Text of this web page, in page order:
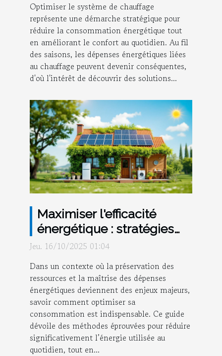
Optimiser le système de chauffage
représente une démarche stratégique pour
réduire la consommation énergétique tout
en améliorant le confort au quotidien. Au fil
des saisons, les dépenses énergétiques liées
au chauffage peuvent devenir conséquentes,
d'où l'intérêt de découvrir des solutions...
Maximiser l'efficacité
énergétique : stratégies
pour réduire vos
Jeu. 16/10/2025 01:04
Dans un contexte où la préservation des
ressources et la maîtrise des dépenses
énergétiques deviennent des enjeux majeurs,
savoir comment optimiser sa
consommation est indispensable. Ce guide
dévoile des méthodes éprouvées pour réduire
significativement l’énergie utilisée au
quotidien, tout en...